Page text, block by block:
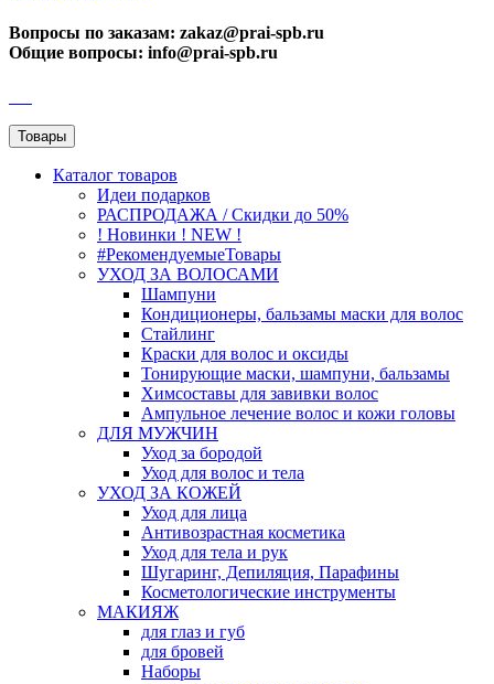
Вопросы по заказам: zakaz@prai-spb.ru
Общие вопросы: info@prai-spb.ru
Товары
Каталог товаров
Идеи подарков
РАСПРОДАЖА / Скидки до 50%
! Новинки ! NEW !
#РекомендуемыеТовары
УХОД ЗА ВОЛОСАМИ
Шампуни
Кондиционеры, бальзамы маски для волос
Стайлинг
Краски для волос и оксиды
Тонирующие маски, шампуни, бальзамы
Химсоставы для завивки волос
Ампульное лечение волос и кожи головы
ДЛЯ МУЖЧИН
Уход за бородой
Уход для волос и тела
УХОД ЗА КОЖЕЙ
Уход для лица
Антивозрастная косметика
Уход для тела и рук
Шугаринг, Депиляция, Парафины
Косметологические инструменты
МАКИЯЖ
для глаз и губ
для бровей
Наборы